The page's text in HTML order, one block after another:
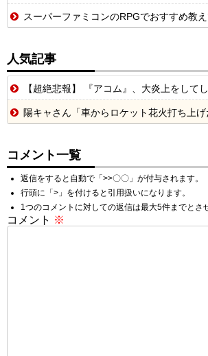
スーパーファミコンのRPGでおすすめ教
人気記事
【超絶悲報】 『アコム』、大炎上をして
陽キャさん「車からロケット花火打ち上げたろｗｗｗ」 → サンルーフ
コメント一覧
返信をすると自動で「>>〇〇」が付与されます。
行頭に「>」を付けると引用扱いになります。
1つのコメントに対しての返信は最大5件までとさ
コメント ※